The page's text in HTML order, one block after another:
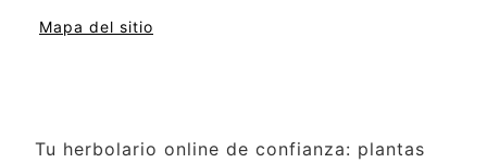
Mapa del sitio
Tu herbolario online de confianza: plantas